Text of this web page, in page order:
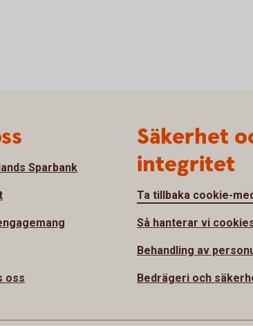
Sparbank
oss
Säkerhet
integritet
Ta tillbaka cookie-
Så hanterar vi
Behandling av
Bedrägeri och